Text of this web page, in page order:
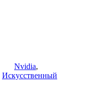
Nvidia,
Искусственный